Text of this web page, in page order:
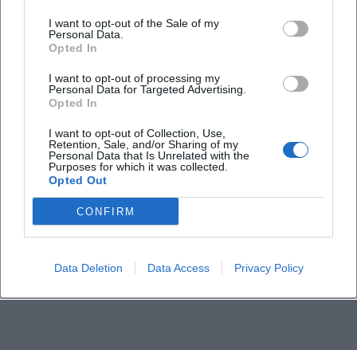
I want to opt-out of the Sale of my
Personal Data.
Opted In
I want to opt-out of processing my
Personal Data for Targeted Advertising.
Opted In
I want to opt-out of Collection, Use,
Retention, Sale, and/or Sharing of my
Personal Data that Is Unrelated with the
Purposes for which it was collected.
Opted Out
CONFIRM
Data Deletion Data Access Privacy Policy